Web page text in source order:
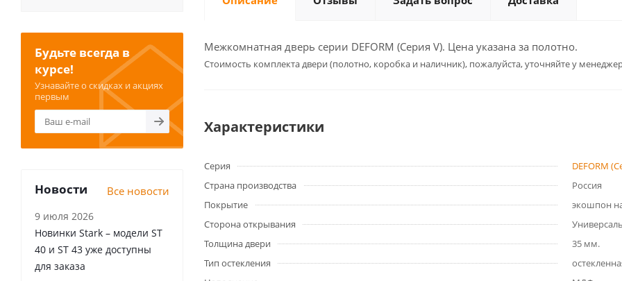
Межкомнатная дверь серии DEFORM (Серия V). Цена указана за полотно.
Cтоимость комплекта двери (полотно, коробка и наличник), пожалуйста, уточняйте у
Характеристики
Серия
DEFORM
Страна производства
Россия
Покрытие
экошпон
Сторона открывания
Толщина двери
35 мм.
Тип остекления
Будьте всегда в
курсе!
Узнавайте о скидках и акциях
первым
Новости Все новости
9 июля 2026
Новинки Stark – модели ST
40 и ST 43 уже доступны
для заказа